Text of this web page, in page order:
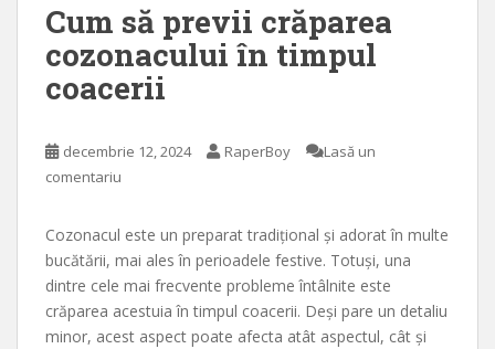
Cum să previi crăparea
cozonacului în timpul
coacerii
decembrie 12, 2024 RaperBoy
Lasă un
comentariu
Cozonacul este un preparat tradițional și adorat în multe
bucătării, mai ales în perioadele festive. Totuși, una
dintre cele mai frecvente probleme întâlnite este
crăparea acestuia în timpul coacerii. Deși pare un detaliu
minor, acest aspect poate afecta atât aspectul, cât și